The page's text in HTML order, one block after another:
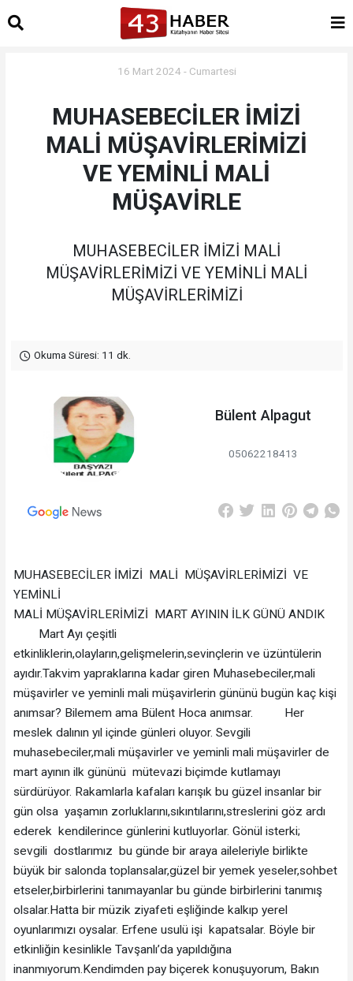
16 Mart 2024 - Cumartesi
MUHASEBECİLER İMİZİ
MALİ MÜŞAVİRLERİMİZİ
VE YEMİNLİ MALİ
MÜŞAVİRLE
MUHASEBECİLER İMİZİ MALİ
MÜŞAVİRLERİMİZİ VE YEMİNLİ MALİ
MÜŞAVİRLERİMİZİ
Okuma Süresi: 11 dk.
Bülent Alpagut
05062218413
MUHASEBECİLER İMİZİ MALİ MÜŞAVİRLERİMİZİ VE
YEMİNLİ
MALİ MÜŞAVİRLERİMİZİ MART AYININ İLK GÜNÜ ANDIK
Mart Ayı çeşitli
etkinliklerin,olayların,gelişmelerin,sevinçlerin ve üzüntülerin
ayıdır.Takvim yapraklarına kadar giren Muhasebeciler,mali
müşavirler ve yeminli mali müşavirlerin gününü bugün kaç kişi
anımsar? Bilemem ama Bülent Hoca anımsar. Her
meslek dalının yıl içinde günleri oluyor. Sevgili
muhasebeciler,mali müşavirler ve yeminli mali müşavirler de
mart ayının ilk gününü mütevazi biçimde kutlamayı
sürdürüyor. Rakamlarla kafaları karışık bu güzel insanlar bir
gün olsa yaşamın zorluklarını,sıkıntılarını,streslerini göz ardı
ederek kendilerince günlerini kutluyorlar. Gönül isterki;
sevgili dostlarımız bu günde bir araya aileleriyle birlikte
büyük bir salonda toplansalar,güzel bir yemek yeseler,sohbet
etseler,birbirlerini tanımayanlar bu günde birbirlerini tanımış
olsalar.Hatta bir müzik ziyafeti eşliğinde kalkıp yerel
oyunlarımızı oysalar. Erfene usulü işi kapatsalar. Böyle bir
etkinliğin kesinlikle Tavşanlı’da yapıldığına
inanmıyorum.Kendimden pay biçerek konuşuyorum, Bakın